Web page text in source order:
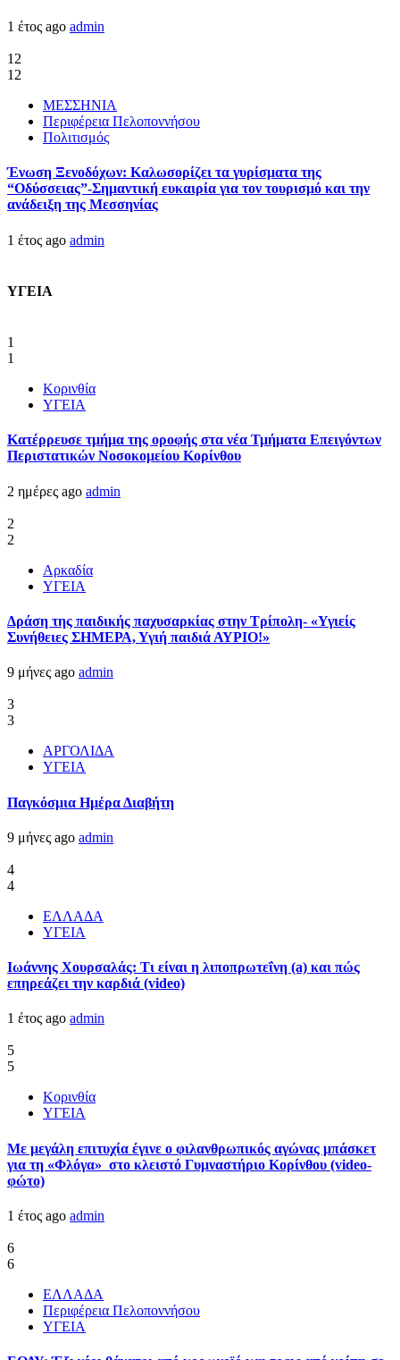
1 έτος ago admin
12
12
ΜΕΣΣΗΝΙΑ
Περιφέρεια Πελοποννήσου
Πολιτισμός
Ένωση Ξενοδόχων: Καλωσορίζει τα γυρίσματα της
“Οδύσσειας”-Σημαντική ευκαιρία για τον τουρισμό και την
ανάδειξη της Μεσσηνίας
1 έτος ago admin
ΥΓΕΙΑ
1
1
Κορινθία
ΥΓΕΙΑ
Kατέρρευσε τμήμα της οροφής στα νέα Τμήματα Επειγόντων
Περιστατικών Νοσοκομείου Κορίνθου
2 ημέρες ago admin
2
2
Αρκαδία
ΥΓΕΙΑ
Δράση της παιδικής παχυσαρκίας στην Τρίπολη- «Υγιείς
Συνήθειες ΣΗΜΕΡΑ, Υγιή παιδιά ΑΥΡΙΟ!»
9 μήνες ago admin
3
3
ΑΡΓΟΛΙΔΑ
ΥΓΕΙΑ
Παγκόσμια Ημέρα Διαβήτη
9 μήνες ago admin
4
4
ΕΛΛΑΔΑ
ΥΓΕΙΑ
Ιωάννης Χουρσαλάς: Τι είναι η λιποπρωτεΐνη (a) και πώς
επηρεάζει την καρδιά (video)
1 έτος ago admin
5
5
Κορινθία
ΥΓΕΙΑ
Με μεγάλη επιτυχία έγινε ο φιλανθρωπικός αγώνας μπάσκετ
για τη «Φλόγα» στο κλειστό Γυμναστήριο Κορίνθου (video-
φώτο)
1 έτος ago admin
6
6
ΕΛΛΑΔΑ
Περιφέρεια Πελοποννήσου
ΥΓΕΙΑ